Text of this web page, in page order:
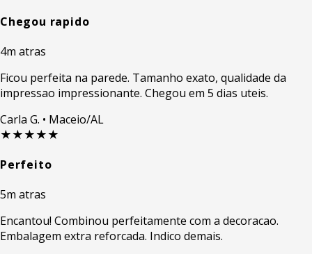
Chegou rapido
4m atras
Ficou perfeita na parede. Tamanho exato, qualidade da
impressao impressionante. Chegou em 5 dias uteis.
Carla G. • Maceio/AL
★★★★★
Perfeito
5m atras
Encantou! Combinou perfeitamente com a decoracao.
Embalagem extra reforcada. Indico demais.